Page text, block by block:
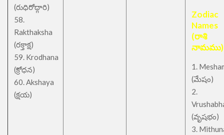
(రుధిరోద్గారి)
58.
Rakthaksha
(రక్తాక్ష)
59. Krodhana
(క్రోధన)
60. Akshaya
(క్షయ)
Zodiac
Names
(రాశి
నామము)
1.
(మేషం)
2.
(వృషభం)
3.